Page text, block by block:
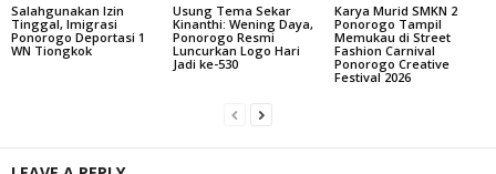
Salahgunakan Izin
Tinggal, Imigrasi
Ponorogo Deportasi 1
WN Tiongkok
Usung Tema Sekar
Kinanthi: Wening Daya,
Ponorogo Resmi
Luncurkan Logo Hari
Jadi ke-530
Karya Murid SMKN 2
Ponorogo Tampil
Memukau di Street
Fashion Carnival
Ponorogo Creative
Festival 2026